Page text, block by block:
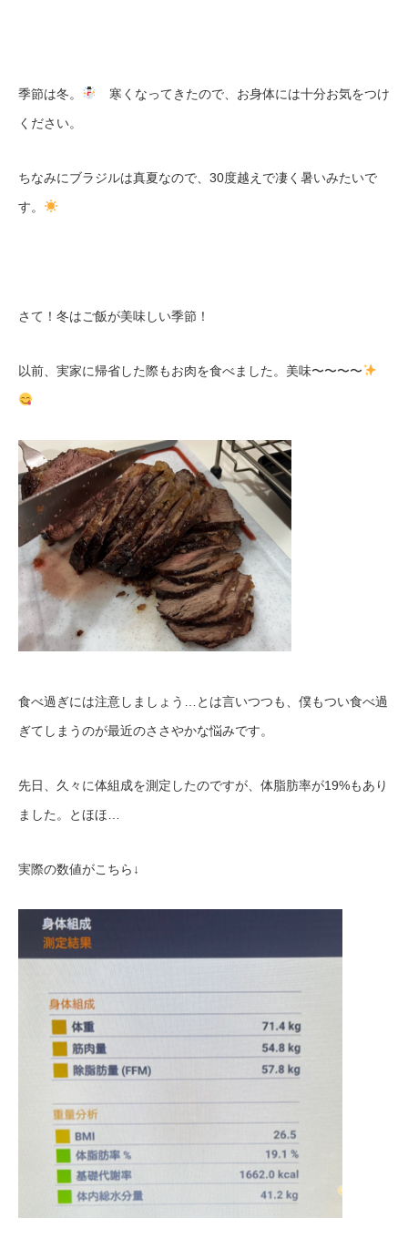
季節は冬。
寒くなってきたので、お身体には十分お気をつけ
ください。
ちなみにブラジルは真夏なので、30度越えで凄く暑いみたいで
す。
さて！冬はご飯が美味しい季節！
以前、実家に帰省した際もお肉を食べました。美味〜〜〜〜
食べ過ぎには注意しましょう…とは言いつつも、僕もつい食べ過
ぎてしまうのが最近のささやかな悩みです。
先日、久々に体組成を測定したのですが、体脂肪率が19%もあり
ました。とほほ…
実際の数値がこちら↓